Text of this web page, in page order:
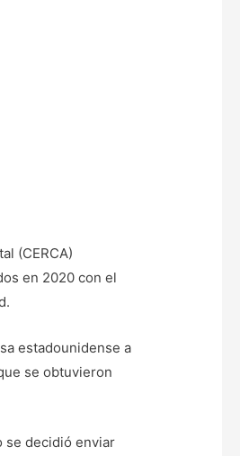
(CERCA)
en 2020 con el
estadounidense a
se obtuvieron
se decidió enviar